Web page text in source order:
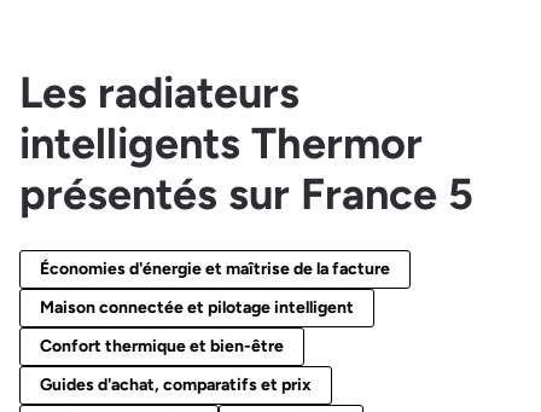
Les radiateurs
intelligents Thermor
présentés sur France 5
Économies d'énergie et maîtrise de la facture
Maison connectée et pilotage intelligent
Confort thermique et bien-être
Guides d'achat, comparatifs et prix